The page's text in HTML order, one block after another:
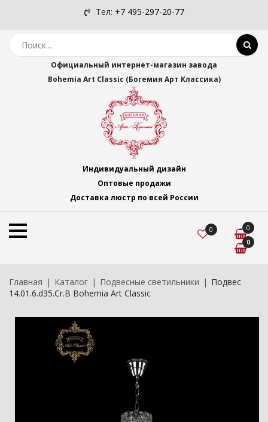
Тел: +7 495-297-20-77
Официальный интернет-магазин завода
Bohemia Art Classic (Богемия Арт Классика)
Индивидуальный дизайн
Оптовые продажи
Доставка люстр по всей России
0
0
0
Главная Каталог Подвесные светильники
Подвес
14.01.6.d35.Cr.B Bohemia Art Classic